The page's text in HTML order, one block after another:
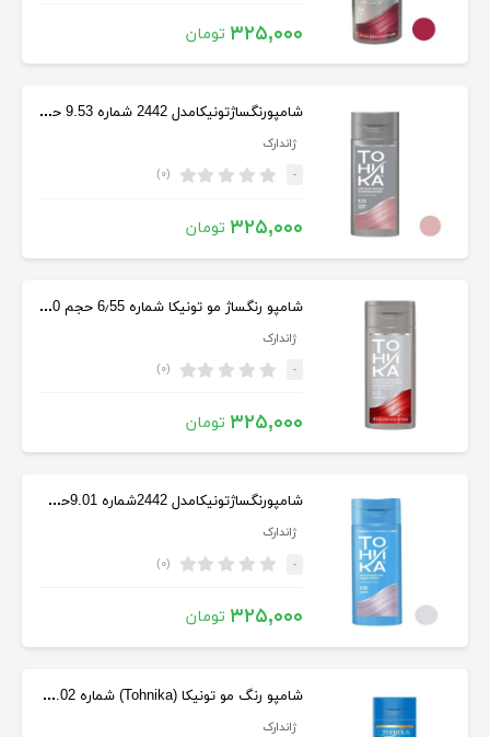
۳۲۵,۰۰۰ تومان
شامپورنگساژتونیکامدل 2442 شماره 9.53 حجم 150 میل رنگ بلوند صورتی
ژاندارک
- (۰)
۳۲۵,۰۰۰ تومان
شامپو رنگساژ مو تونیکا شماره 6٫55 حجم 150 میلی لیتر رنگ قرمز
ژاندارک
- (۰)
۳۲۵,۰۰۰ تومان
شامپورنگساژتونیکامدل 2442شماره 9.01حجم 150میل بلوند ارغوانی
ژاندارک
- (۰)
۳۲۵,۰۰۰ تومان
شامپو رنگ مو تونیکا (Tohnika) شماره 9.02 رنگ مرواریدی حجم 150 میل
ژاندارک